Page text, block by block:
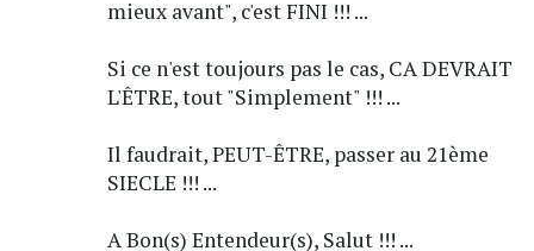
mieux avant", c'est FINI !!! ...
Si ce n'est toujours pas le cas, CA DEVRAIT
L'ÊTRE, tout "Simplement" !!! ...
Il faudrait, PEUT-ÊTRE, passer au 21ème
SIECLE !!! ...
A Bon(s) Entendeur(s), Salut !!! ...